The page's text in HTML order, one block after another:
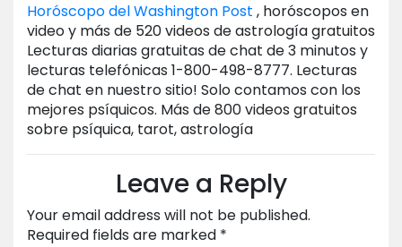
Horóscopo del Washington Post , horóscopos en
video y más de 520 videos de astrología gratuitos
Lecturas diarias gratuitas de chat de 3 minutos y
lecturas telefónicas 1-800-498-8777. Lecturas
de chat en nuestro sitio! Solo contamos con los
mejores psíquicos. Más de 800 videos gratuitos
sobre psíquica, tarot, astrología
Leave a Reply
Your email address will not be published.
Required fields are marked *